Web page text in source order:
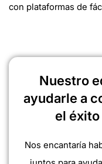
con plataformas de
Nuestro
ayudarle a
el
Nos encantaría